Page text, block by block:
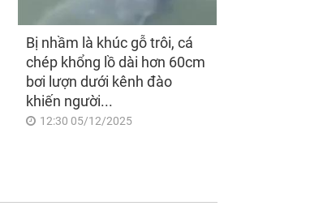
Bị nhầm là khúc gỗ trôi, cá
chép khổng lồ dài hơn 60cm
bơi lượn dưới kênh đào
khiến người...
12:30 05/12/2025